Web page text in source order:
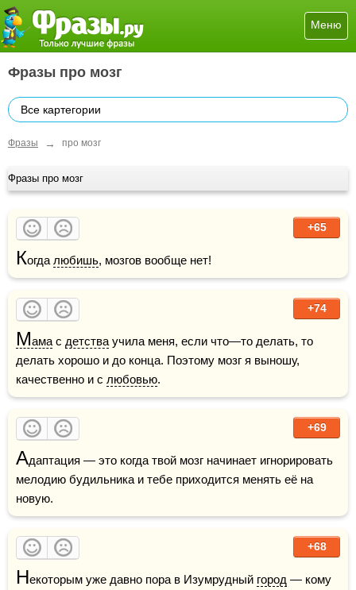
Меню
Фразы про мозг
Все картегории
Фразы → про мозг
Фразы про мозг
+65
Когда любишь, мозгов вообще нет!
+74
Мама с детства учила меня, если что—то делать, то
делать хорошо и до конца. Поэтому мозг я выношу,
качественно и с любовью.
+69
Адаптация — это когда твой мозг начинает игнорировать
мелодию будильника и тебе приходится менять её на
новую.
+68
Некоторым уже давно пора в Изумрудный город — кому